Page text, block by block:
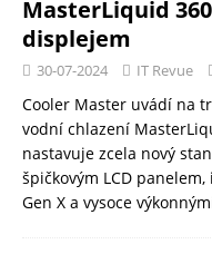
MasterLiquid
displejem
30-07-2024 IT Revue
Cooler Master uvádí na
vodní chlazení
nastavuje zcela nový
špičkovým LCD
Gen X a vysoce